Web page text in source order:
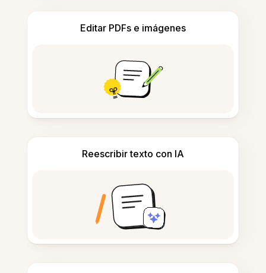
Editar PDFs e imágenes
Reescribir texto con IA